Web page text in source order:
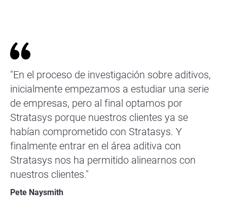
"En el proceso de investigación sobre aditivos,
inicialmente empezamos a estudiar una serie
de empresas, pero al final optamos por
Stratasys porque nuestros clientes ya se
habían comprometido con Stratasys. Y
finalmente entrar en el área aditiva con
Stratasys nos ha permitido alinearnos con
nuestros clientes."
Pete Naysmith